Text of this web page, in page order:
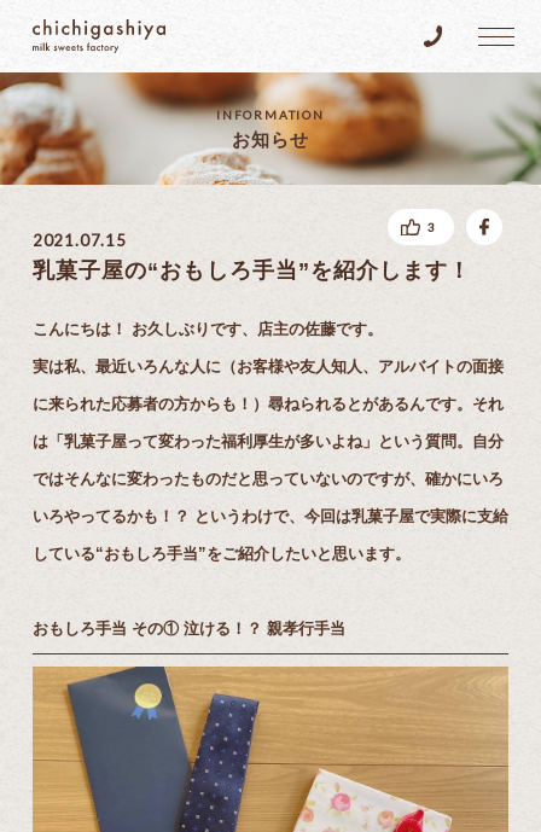
乳菓子屋 Tel.096-
INFORMATION
お知らせ
2021.07.15
乳菓子屋の“おもしろ手当”を紹介します！
こんにちは！ お久しぶりです、店主の佐藤です。
実は私、最近いろんな人に（お客様や友人知人、アルバイトの面接
に来られた応募者の方からも！）尋ねられるとがあるんです。それ
は「乳菓子屋って変わった福利厚生が多いよね」という質問。自分
ではそんなに変わったものだと思っていないのですが、確かにいろ
いろやってるかも！？ というわけで、今回は乳菓子屋で実際に支給
している“おもしろ手当”をご紹介したいと思います。
おもしろ手当 その① 泣ける！？ 親孝行手当
3